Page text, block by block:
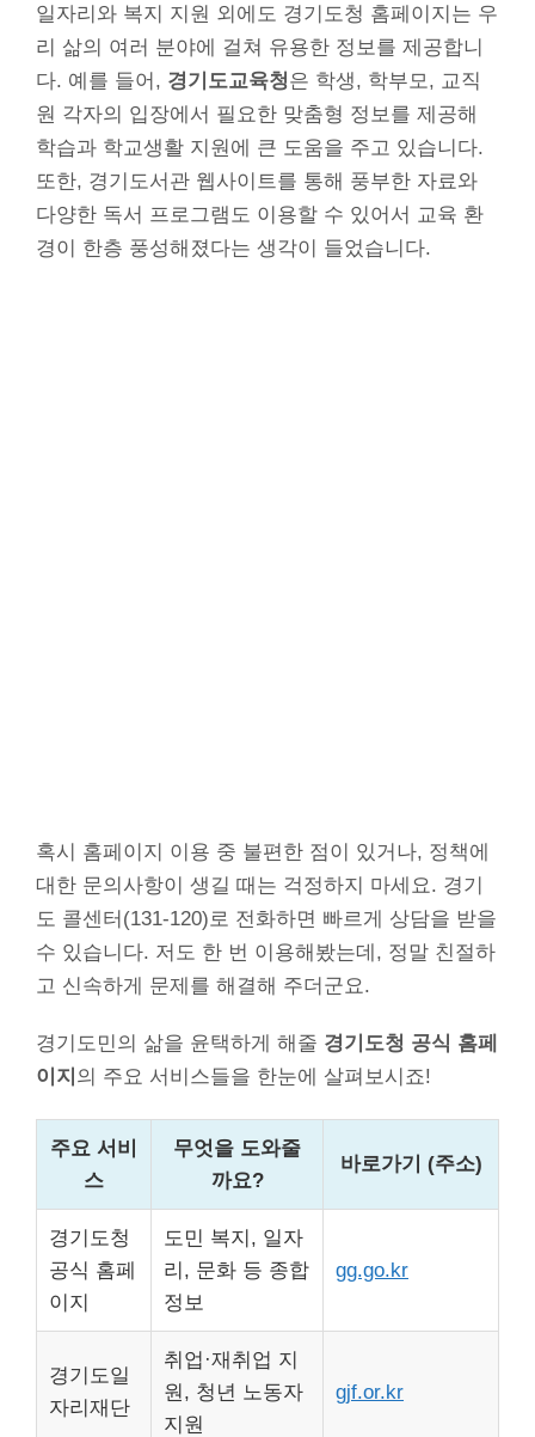
일자리와 복지 지원 외에도 경기도청 홈페이지는 우
리 삶의 여러 분야에 걸쳐 유용한 정보를 제공합니
다. 예를 들어, 경기도교육청은 학생, 학부모, 교직
원 각자의 입장에서 필요한 맞춤형 정보를 제공해
학습과 학교생활 지원에 큰 도움을 주고 있습니다.
또한, 경기도서관 웹사이트를 통해 풍부한 자료와
다양한 독서 프로그램도 이용할 수 있어서 교육 환
경이 한층 풍성해졌다는 생각이 들었습니다.
혹시 홈페이지 이용 중 불편한 점이 있거나, 정책에
대한 문의사항이 생길 때는 걱정하지 마세요. 경기
도 콜센터(131-120)로 전화하면 빠르게 상담을 받을
수 있습니다. 저도 한 번 이용해봤는데, 정말 친절하
고 신속하게 문제를 해결해 주더군요.
경기도민의 삶을 윤택하게 해줄 경기도청 공식 홈페
이지 의 주요 서비스들을 한눈에 살펴보시죠!
주요 서비
스
무엇을 도와줄
까요?
바로가기 (주소)
경기도청
공식 홈페
이지
도민 복지, 일자
리, 문화 등 종합
정보
gg.go.kr
경기도일
자리재단
취업·재취업 지
원, 청년 노동자
지원
gjf.or.kr